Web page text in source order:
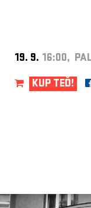
19. 9. 16:00,
KUP TEĎ!